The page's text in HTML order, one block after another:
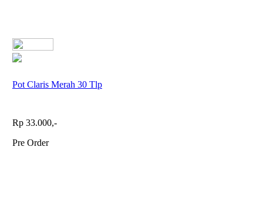
Pot Claris Merah 30 Tlp
Rp 33.000,-
Pre Order